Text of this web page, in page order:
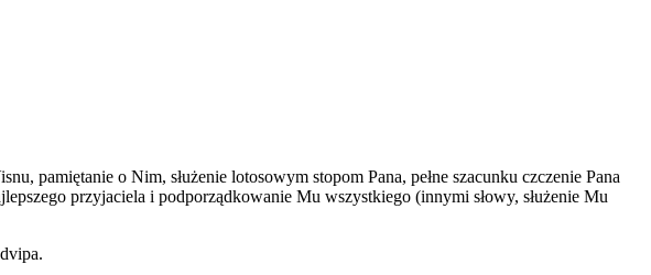
pamiętanie o Nim, służenie lotosowym stopom Pana, pełne szacunku czczenie Pana
przyjaciela i podporządkowanie Mu wszystkiego (innymi słowy, służenie Mu